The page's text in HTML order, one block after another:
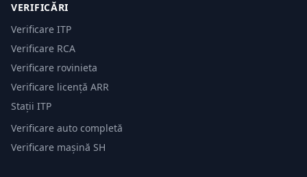
VERIFICĂRI
Verificare ITP
Verificare RCA
Verificare rovinieta
Verificare licență ARR
Stații ITP
Verificare auto completă
Verificare mașină SH